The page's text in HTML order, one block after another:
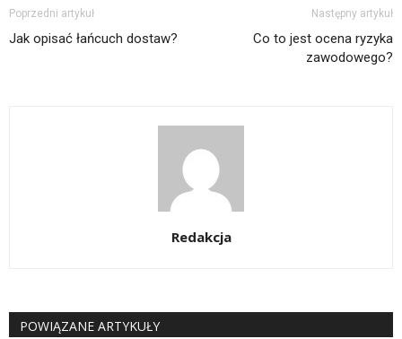
Poprzedni artykuł
Jak opisać łańcuch dostaw?
Następny artykuł
Co to jest ocena ryzyka
zawodowego?
Redakcja
POWIĄZANE ARTYKUŁY